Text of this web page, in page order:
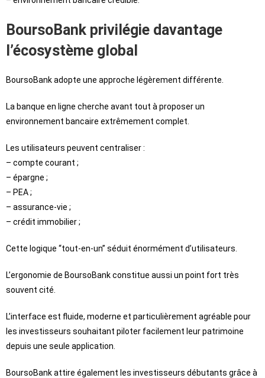
BoursoBank privilégie davantage
l’écosystème global
BoursoBank adopte une approche légèrement différente.
La banque en ligne cherche avant tout à proposer un
environnement bancaire extrêmement complet.
Les utilisateurs peuvent centraliser :
– compte courant ;
– épargne ;
– PEA ;
– assurance-vie ;
– crédit immobilier ;
Cette logique “tout-en-un” séduit énormément d’utilisateurs.
L’ergonomie de BoursoBank constitue aussi un point fort très
souvent cité.
L’interface est fluide, moderne et particulièrement agréable pour
les investisseurs souhaitant piloter facilement leur patrimoine
depuis une seule application.
BoursoBank attire également les investisseurs débutants grâce à